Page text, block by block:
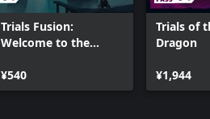
Trials Fusion:
Welcome to the
¥540
Trials of
Dragon
¥1,944